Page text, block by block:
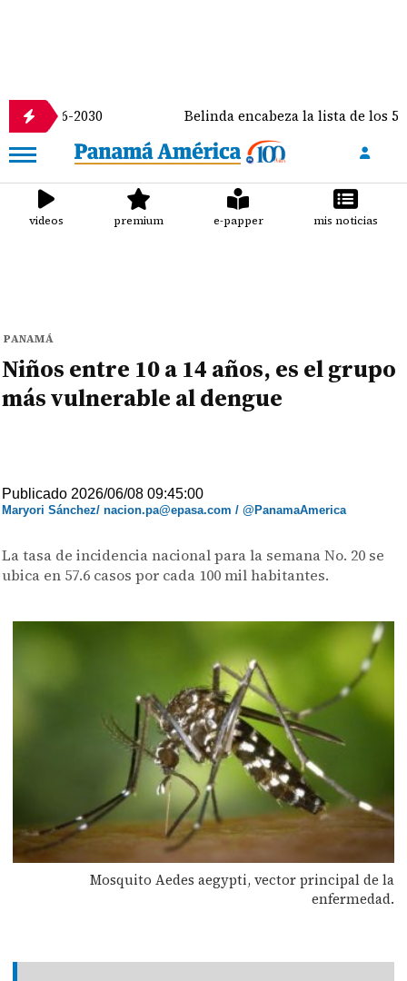
Belinda encabeza la lista de los 50 más
videos premium e-papper mis noticias
PANAMÁ
Niños entre 10 a 14 años, es el grupo
más vulnerable al dengue
Publicado 2026/06/08 09:45:00
Maryori Sánchez/ nacion.pa@epasa.com / @PanamaAmerica
La tasa de incidencia nacional para la semana No. 20 se
ubica en 57.6 casos por cada 100 mil habitantes.
Mosquito Aedes aegypti, vector principal de la
enfermedad.